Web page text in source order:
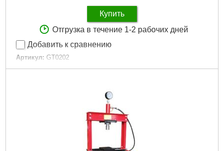
Купить
Отгрузка в течение 1-2 рабочих дней
Добавить к сравнению
Артикул: GT0202
Код товара: 10.04.82
10 т
740x400x180 мм
Подробнее...